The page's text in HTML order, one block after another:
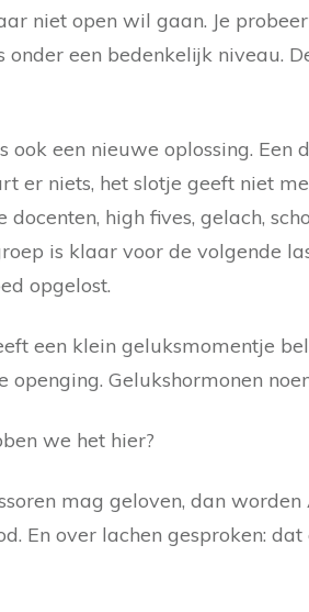
niet open wil gaan. Je
een bedenkelijk niveau.
ook een nieuwe oplossing.
niets, het slotje geeft niet
high fives, gelach,
is klaar voor de volgende
opgelost.
een klein geluksmomentje
Gelukshormonen
we het hier?
mag geloven, dan
En over lachen gesproken: